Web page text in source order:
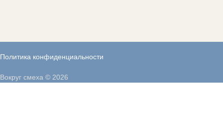
Политика конфиденциальности
Вокруг смеха © 2026